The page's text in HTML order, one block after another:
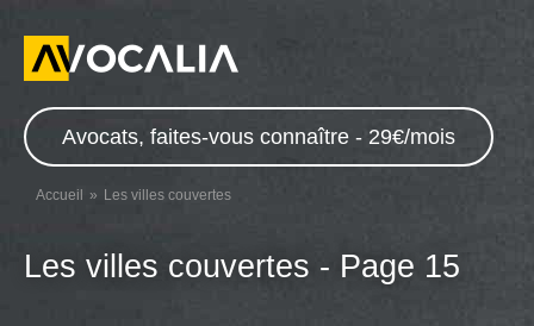
Avocats, faites-vous connaître - 29€/mois
Accueil Les villes couvertes
Les villes couvertes - Page 15